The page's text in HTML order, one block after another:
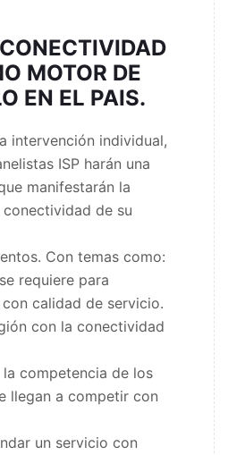
MOTOR DE
EN EL PAIS.
intervención individual,
ISP harán una
manifestarán la
de su
Con temas como:
requiere para
calidad de servicio.
con la conectividad
competencia de los
llegan a competir con
un servicio con